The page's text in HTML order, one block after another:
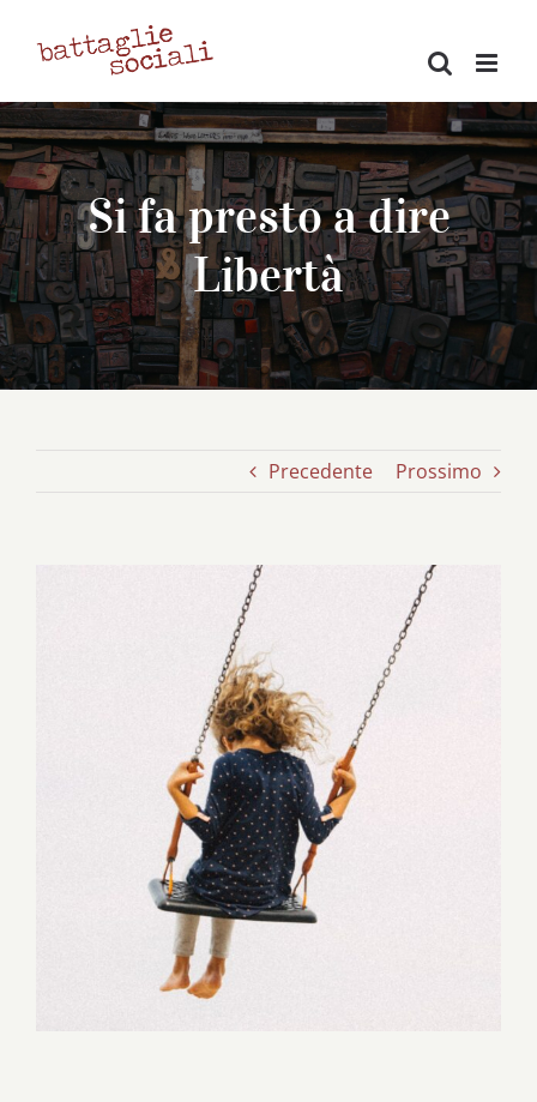
Si fa presto a dire
Libertà
Precedente Prossimo